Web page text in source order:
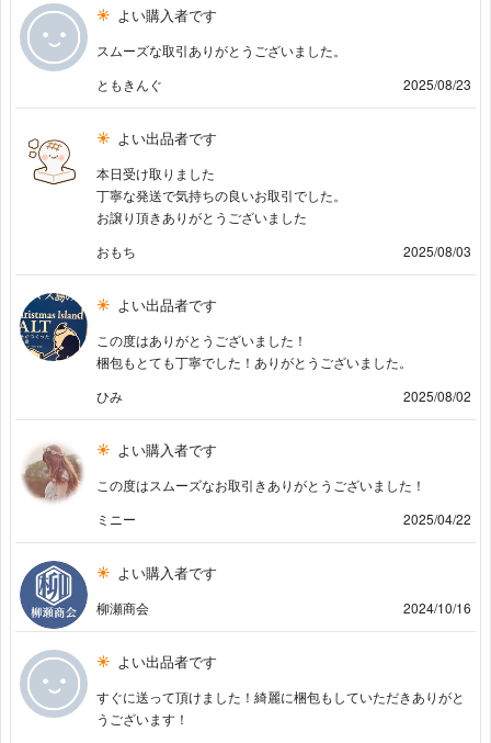
よい購入者です
スムーズな取引ありがとうございました。
ともきんぐ
2025/08/23
よい出品者です
本日受け取りました
丁寧な発送で気持ちの良いお取引でした。
お譲り頂きありがとうございました
おもち
2025/08/03
よい出品者です
この度はありがとうございました！
梱包もとても丁寧でした！ありがとうございました。
ひみ
2025/08/02
よい購入者です
この度はスムーズなお取引きありがとうございました！
ミニー
2025/04/22
よい購入者です
柳瀬商会 2024/10/16
よい出品者です
すぐに送って頂けました！綺麗に梱包もしていただきありがと
うございます！